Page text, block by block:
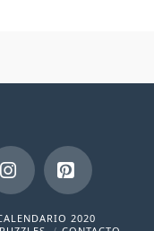
InstagramPinterest
2020